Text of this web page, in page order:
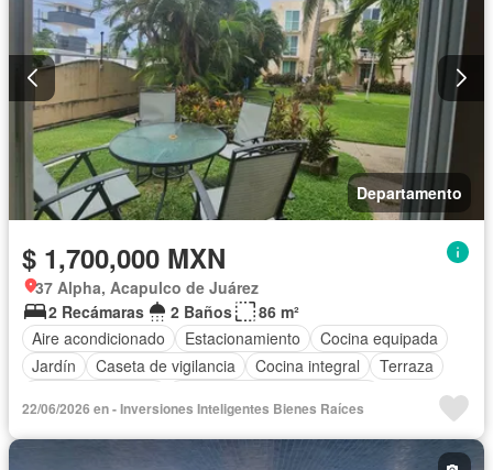
Departamento
$ 1,700,000 MXN
37 Alpha, Acapulco de Juárez
2 Recámaras
2 Baños
86 m²
Aire acondicionado
Estacionamiento
Cocina equipada
Jardín
Caseta de vigilancia Cocina integral
Terraza
22/06/2026 en - Inversiones Inteligentes Bienes Raíces